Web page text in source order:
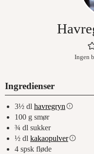
Ingen
Ingredienser
3½ dl havregryn
100 g smør
¾ dl sukker
½ dl kakaopulver
4 spsk fløde